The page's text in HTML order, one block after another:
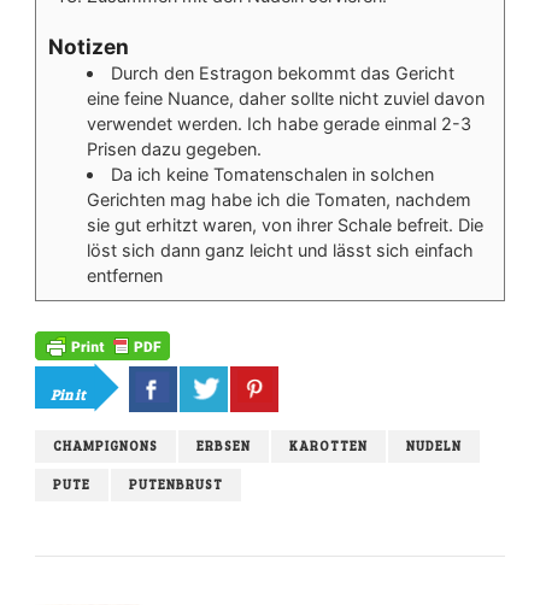
Notizen
Durch den Estragon bekommt das Gericht
eine feine Nuance, daher sollte nicht zuviel davon
verwendet werden. Ich habe gerade einmal 2-3
Prisen dazu gegeben.
Da ich keine Tomatenschalen in solchen
Gerichten mag habe ich die Tomaten, nachdem
sie gut erhitzt waren, von ihrer Schale befreit. Die
löst sich dann ganz leicht und lässt sich einfach
entfernen
Pin it
CHAMPIGNONS ERBSEN KAROTTEN NUDELN
PUTE PUTENBRUST